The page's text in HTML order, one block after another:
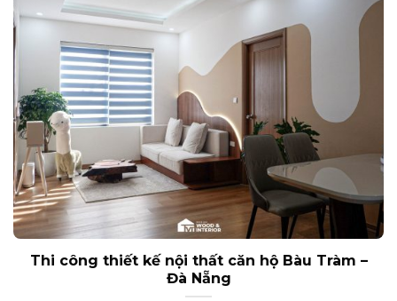
Thi công thiết kế nội thất căn hộ Bàu Tràm –
Đà Nẵng